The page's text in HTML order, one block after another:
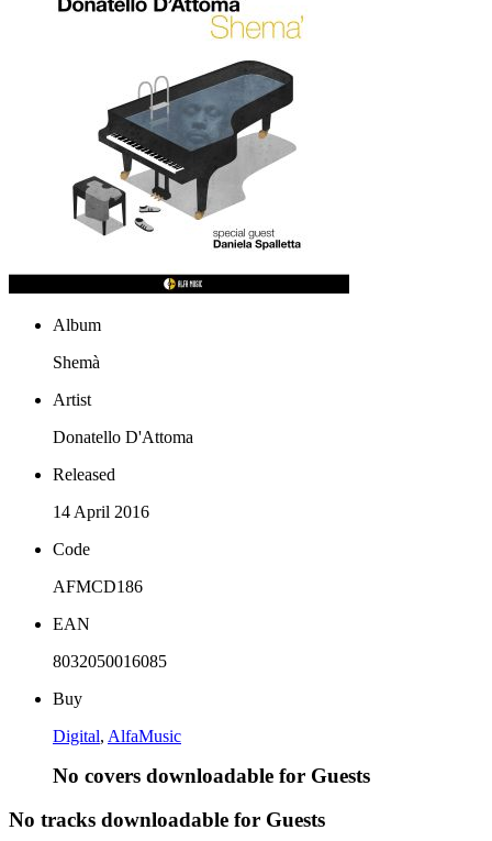
Album
Shemà
Artist
Donatello D'Attoma
Released
14 April 2016
Code
AFMCD186
EAN
8032050016085
Buy
Digital, AlfaMusic
No covers downloadable for Guests
No tracks downloadable for Guests